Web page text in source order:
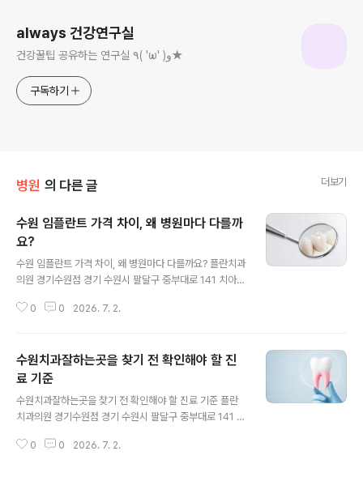
always 건강연구실
건강꿀팁 공유하는 연구실 ٩( 'ω' )و★
구독하기
병원 의 다른 글 더보기
수원 임플란트 가격 차이, 왜 병원마다 다를까
요?
수원 임플란트 가격 차이, 왜 병원마다 다를까요? 플란치과
의원 경기수원점 경기 수원시 팔달구 중부대로 141 치아를
하는 부분은 대체로 비용입니다. 특히 수원 임플란트를 검
습니다. 이때 많은 분들이 임플란트를 하나의 제품처럼 생
각하기 쉽지만, 실제로는 여러 구조물이 단계별로 연결되
는 치료입니다. 턱뼈에 식립되는 인공치근, 그 위에 연결되
는 기둥, 마지막으로 치아 모양을 만드는 보철물까지 각각
의 선택에 따라 전체 비용이 달라질 수 있습니다. 또한 사용
하는 브랜드, 표면 처리 방식, 보철 재료, 환자의 잇몸뼈 상
0 0 2026. 7. 2.
수원치과잘하는곳을 찾기 전 확인해야 할 진
료 기준
수원치과잘하는곳을 찾기 전 확인해야 할 진료 기준 플란
치과의원 경기수원점 경기 수원시 팔달구 중부대로 141 치
습니다. 음식을 씹을 때 살짝 시리거나, 잇몸이 붓는 느낌이
0 0 2026. 7. 2.